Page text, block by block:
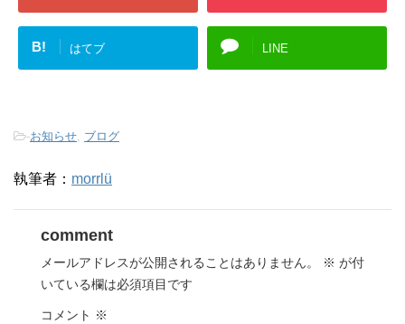
B! はてブ LINE
-お知らせ, ブログ
執筆者： morrlü
comment
メールアドレスが公開されることはありません。 ※ が付
いている欄は必須項目です
コメント ※